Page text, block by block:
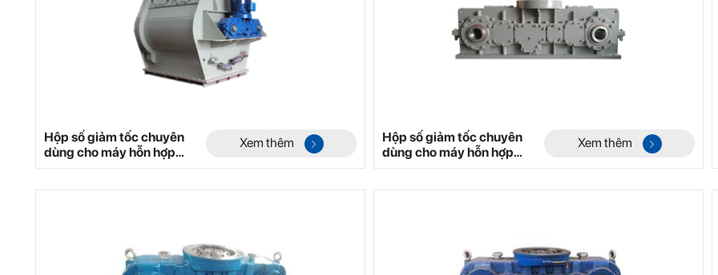
Hộp số giảm tốc chuyên
dùng cho máy hỗn hợp
hai trục không trọng lực
Xem thêm
Hộp số giảm tốc chuyên
dùng cho máy hỗn hợp
hai trục không trọng lực
Xem thêm